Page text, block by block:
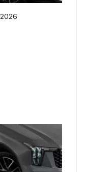
2026